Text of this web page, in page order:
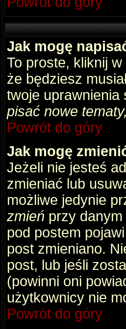
Jak mogę
To proste, kliknij
że będziesz
twoje
pisać nowe
Powrót do góry
Jak mogę
Jeżeli nie jesteś
zmieniać lub
możliwe jedynie
zmień przy danym
pod postem
post zmieniano.
post, lub jeśli
(powinni oni
użytkownicy nie
Powrót do góry